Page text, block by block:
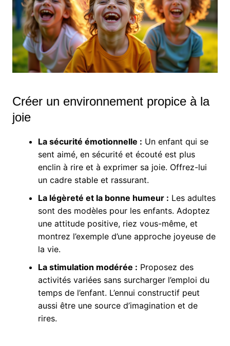
Créer un environnement propice à la
joie
La sécurité émotionnelle : Un enfant qui se
sent aimé, en sécurité et écouté est plus
enclin à rire et à exprimer sa joie. Offrez-lui
un cadre stable et rassurant.
La légèreté et la bonne humeur : Les adultes
sont des modèles pour les enfants. Adoptez
une attitude positive, riez vous-même, et
montrez l’exemple d’une approche joyeuse de
la vie.
La stimulation modérée : Proposez des
activités variées sans surcharger l’emploi du
temps de l’enfant. L’ennui constructif peut
aussi être une source d’imagination et de
rires.